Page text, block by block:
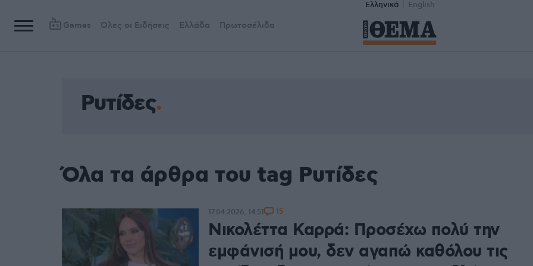
Ελληνικά English
Games Όλες οι Ειδήσεις Ελλάδα Πρωτοσέλιδα
Ρυτίδες
Όλα τα άρθρα του tag Ρυτίδες
Νικολέττα Καρρά: Προσέχω πολύ την
εμφάνισή μου, δεν αγαπώ καθόλου τις
17.04.2026, 14:51 15